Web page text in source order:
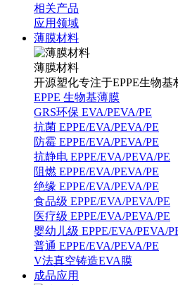
相关产品
应用领域
薄膜材料
薄膜材料
开源塑化专注于EPPE生物基
EPPE 生物基薄膜
GRS环保 EVA/PEVA/PE
抗菌 EPPE/EVA/PEVA/PE
防霉 EPPE/EVA/PEVA/PE
抗静电 EPPE/EVA/PEVA/PE
阻燃 EPPE/EVA/PEVA/PE
绝缘 EPPE/EVA/PEVA/PE
食品级 EPPE/EVA/PEVA/PE
医疗级 EPPE/EVA/PEVA/PE
婴幼儿级 EPPE/EVA/PEVA/
普通 EPPE/EVA/PEVA/PE
V法真空铸造EVA膜
成品应用